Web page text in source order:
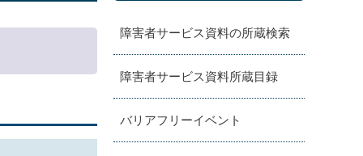
障害者サービス資料の所蔵検索
障害者サービス資料所蔵目録
バリアフリーイベント